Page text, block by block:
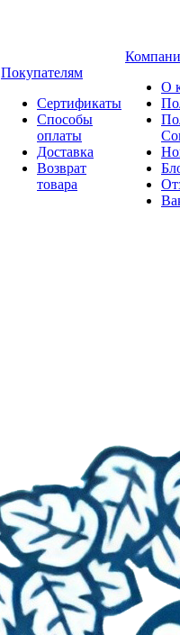
Покупателям
Сертификаты
Способы
оплаты
Доставка
Возврат
товара
О